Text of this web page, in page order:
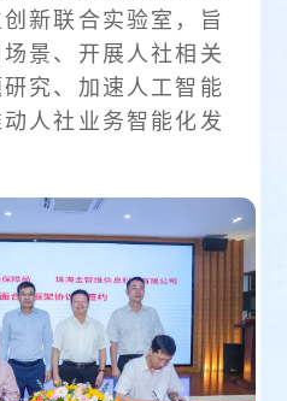
新联合实验室，旨
景、开展人社相关
究、加速人工智能
人社业务智能化发